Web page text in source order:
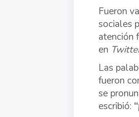
Fueron
sociales
atención
en
Las
fueron
se
escribió: